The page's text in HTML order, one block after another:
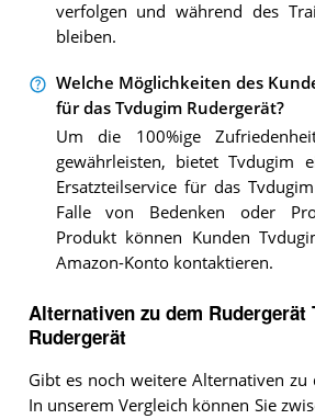
verfolgen und während des
bleiben.
Welche Möglichkeiten des
für das Tvdugim Rudergerät?
Um die 100%ige
gewährleisten, bietet Tvdugim
Ersatzteilservice für das
Falle von Bedenken oder
Produkt können Kunden
Amazon-Konto kontaktieren.
Alternativen zu dem Rudergerät
Rudergerät
Gibt es noch weitere Alternativen zu
In unserem Vergleich können Sie